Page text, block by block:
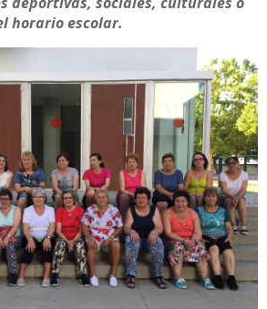
horario escolar.